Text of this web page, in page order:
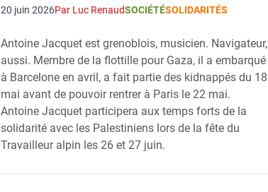
20 juin 2026Par Luc RenaudSOCIÉTÉSOLIDARITÉS
Antoine Jacquet est grenoblois, musicien. Navigateur,
aussi. Membre de la flottille pour Gaza, il a embarqué
à Barcelone en avril, a fait partie des kidnappés du 18
mai avant de pouvoir rentrer à Paris le 22 mai.
Antoine Jacquet participera aux temps forts de la
solidarité avec les Palestiniens lors de la fête du
Travailleur alpin les 26 et 27 juin.